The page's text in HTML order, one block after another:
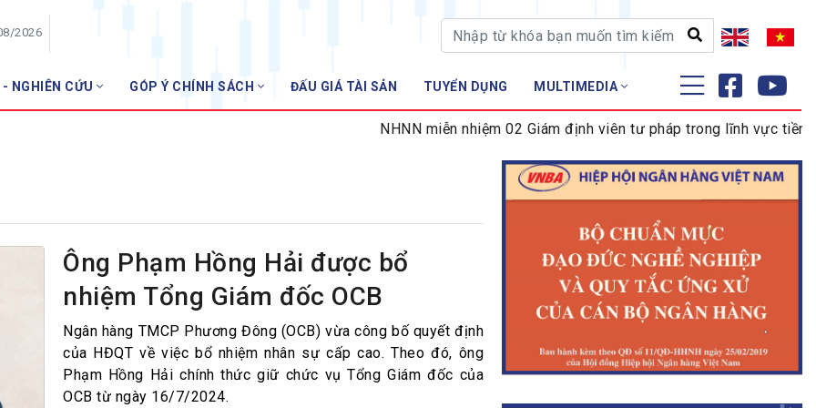
2026
NGHIÊN CỨU GÓP Ý CHÍNH SÁCH ĐẤU GIÁ TÀI SẢN TUYỂN DỤNG MULTIMEDIA
hàng
Tập huấn
NHNN miễn nhiệm 02 Giám định viên tư pháp trong lĩnh vực tiền tệ và
Ông Phạm Hồng Hải được bổ
nhiệm Tổng Giám đốc OCB
Ngân hàng TMCP Phương Đông (OCB) vừa công bố quyết định
của HĐQT về việc bổ nhiệm nhân sự cấp cao. Theo đó, ông
Phạm Hồng Hải chính thức giữ chức vụ Tổng Giám đốc của
OCB từ ngày 16/7/2024.